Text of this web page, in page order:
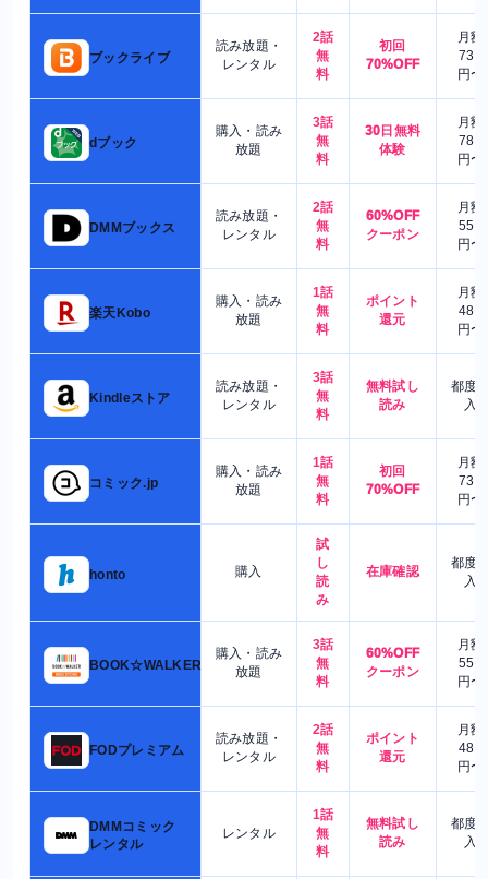
ブックライブ
読み放題・
レンタル
2話
無
料
初回
70%OFF
月額
730
円〜
dブック
購入・読み
放題
3話
無
料
30日無料
体験
月額
780
円〜
DMMブックス
読み放題・
レンタル
2話
無
料
60%OFF
クーポン
月額
550
円〜
楽天Kobo
購入・読み
放題
1話
無
料
ポイント
還元
月額
480
円〜
Kindleストア
読み放題・
レンタル
3話
無
料
無料試し
読み
都度
入
コミック.jp
購入・読み
放題
1話
無
料
初回
70%OFF
月額
730
円〜
honto 購入
試
し
読
み
在庫確認
都度
入
BOOK☆WALKER
購入・読み
放題
3話
無
料
60%OFF
クーポン
月額
550
円〜
FODプレミアム
読み放題・
レンタル
2話
無
料
ポイント
還元
月額
480
円〜
DMMコミック
レンタル
レンタル
1話
無
料
無料試し
読み
都度
入